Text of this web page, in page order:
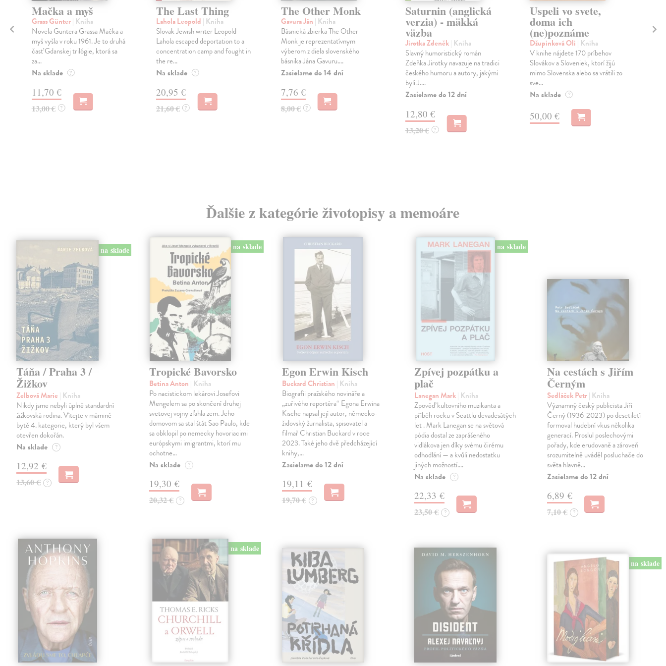
Mačka a myš
Grass Günter| Kniha
Novela Güntera Grassa Mačka a
myš vyšla v roku 1961. Je to druhá
časť Gdanskej trilógie, ktorá sa
za...
Na sklade ?
11,70 €
13,00 € ?
The Last Thing
Lahola Leopold | Kniha
Slovak Jewish writer Leopold
Lahola escaped deportation to a
concentration camp and fought in
the re...
Na sklade ?
20,95 €
21,60 € ?
The Other Monk
Gavura Ján | Kniha
Básnická zbierka The Other
Monk je reprezentatívnym
výberom z diela slovenského
básnika Jána Gavuru....
Zasielame do 14 dní
7,76 €
8,00 € ?
Saturnin (anglická
verzia) - mäkká
väzba
Jirotka Zdeněk| Kniha
Slavný humoristický román
Zdeňka Jirotky navazuje na tradici
českého humoru a autory, jakými
byli J....
Zasielame do 12 dní
12,80 €
13,20 € ?
Uspeli vo svete,
doma ich
(ne)poznáme
Džupinková Oli | Kniha
V knihe nájdete 170 príbehov
Slovákov a Sloveniek, ktorí žijú
mimo Slovenska alebo sa vrátili zo
sve...
Na sklade ?
50,00 €
Ďalšie z kategórie životopisy a memoáre
na sklade
Táňa / Praha 3 /
Žižkov
Zelbová Marie | Kniha
Nikdy jsme nebyli úplně standardní
žižkovská rodina. Vítejte v mámině
bytě 4. kategorie, který byl všem
otevřen dokořán.
Na sklade ?
12,92 €
13,60 € ?
na sklade
Tropické Bavorsko
Betina Anton | Kniha
Po nacistickom lekárovi Josefovi
Mengelem sa po skončení druhej
svetovej vojny zľahla zem. Jeho
domovom sa stal štát Sao Paulo, kde
sa obklopil po nemecky hovoriacimi
európskymi imigrantmi, ktorí mu
ochotne…
Na sklade ?
19,30 €
20,32 € ?
Egon Erwin Kisch
Buckard Christian | Kniha
Biografii pražského novináře a
„zuřivého reportéra“ Egona Erwina
Kische napsal její autor, německo-
židovský žurnalista, spisovatel a
filmař Christian Buckard v roce
2023. Také jeho dvě předcházející
knihy,…
Zasielame do 12 dní
19,11 €
19,70 € ?
na sklade
Zpívej pozpátku a
plač
Lanegan Mark| Kniha
Zpověď kultovního muzikanta a
příběh rocku v Seattlu devadesátých
let . Mark Lanegan se na světová
pódia dostal ze zaprášeného
vidlákova jen díky svému čirému
odhodlání — a kvůli nedostatku
jiných možností.…
Na sklade ?
22,33 €
23,50 € ?
Na cestách s Jiřím
Černým
Sedláček Petr| Kniha
Významný český publicista Jiří
Černý (1936-2023) po desetiletí
formoval hudební vkus několika
generací. Proslul poslechovými
pořady, kde erudovaně a zároveň
srozumitelně uváděl posluchače do
světa hlavně…
Zasielame do 12 dní
6,89 €
7,10 € ?
na sklade
na sklade